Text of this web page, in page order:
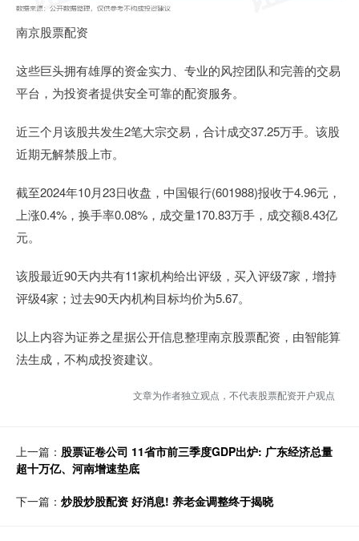
南京股票配资
这些巨头拥有雄厚的资金实力、专业的风控团队和完善的交易
平台，为投资者提供安全可靠的配资服务。
近三个月该股共发生2笔大宗交易，合计成交37.25万手。该股
近期无解禁股上市。
截至2024年10月23日收盘，中国银行(601988)报收于4.96元，
上涨0.4%，换手率0.08%，成交量170.83万手，成交额8.43亿
元。
该股最近90天内共有11家机构给出评级，买入评级7家，增持
评级4家；过去90天内机构目标均价为5.67。
以上内容为证券之星据公开信息整理南京股票配资，由智能算
法生成，不构成投资建议。
文章为作者独立观点，不代表股票配资开户观点
上一篇： 股票证卷公司 11省市前三季度GDP出炉: 广东经济总量
超十万亿、河南增速垫底
下一篇： 炒股炒股配资 好消息! 养老金调整终于揭晓